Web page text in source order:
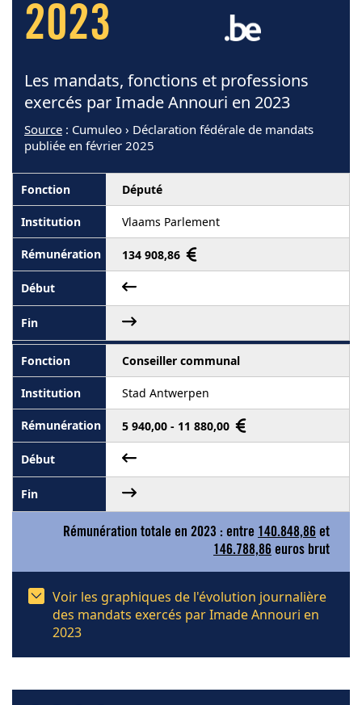
2023
Les mandats, fonctions et professions
exercés par Imade Annouri en 2023
Source : Cumuleo › Déclaration fédérale de mandats
publiée en février 2025
Député
Vlaams Parlement
134 908,86
Conseiller communal
Stad Antwerpen
5 940,00 - 11 880,00
Rémunération totale en 2023 : entre 140.848,86 et
146.788,86 euros brut
Voir les graphiques de l'évolution journalière
des mandats exercés par Imade Annouri en
2023